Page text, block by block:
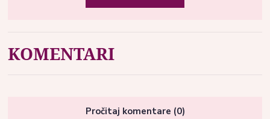
KOMENTARI
Pročitaj komentare (0)